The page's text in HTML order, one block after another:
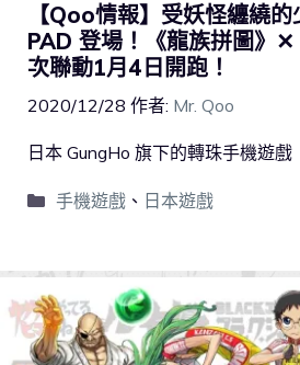
【Qoo情報】受妖怪纏繞
PAD 登場！《龍族拼圖》
次聯動1月4日開跑！
2020/12/28 作者: Mr. Qoo
日本 GungHo 旗下的轉珠手機遊戲
手機遊戲、 日本遊戲